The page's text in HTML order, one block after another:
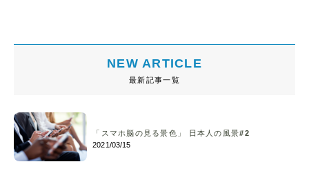
NEW ARTICLE
最新記事一覧
「スマホ脳の見る景色」 日本人の風景#2
2021/03/15